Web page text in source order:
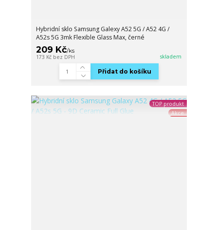
Hybridní sklo Samsung Galexy A52 5G / A52 4G /
A52s 5G 3mk Flexible Glass Max, černé
209 Kč/ks
173 Kč bez DPH skladem
Přidat do košíku
TOP produkt
Akce